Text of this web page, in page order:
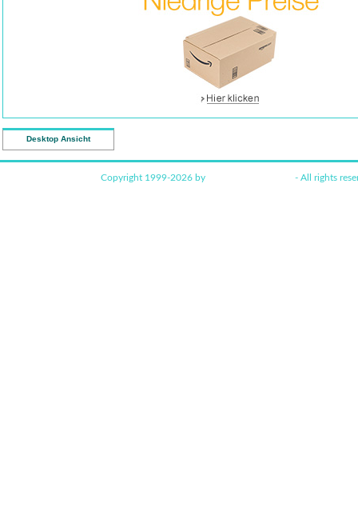
Desktop Ansicht
Copyright 1999-2026 by - All rights